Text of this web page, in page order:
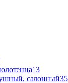
13
салонный35